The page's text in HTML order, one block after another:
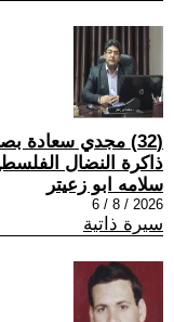
(32) مجدي سعادة
ذاكرة النضال
سلامه ابو زعيتر
2026 / 8 / 6
سيرة ذاتية